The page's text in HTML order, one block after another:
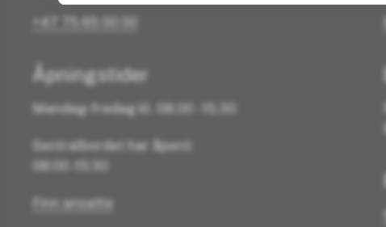
+47 75 65 00 00
Åpningstider
Mandag-fredag kl. 08.00 - 15.30
Sentralbordet har åpent:
08:00 -15:30
Finn ansatte